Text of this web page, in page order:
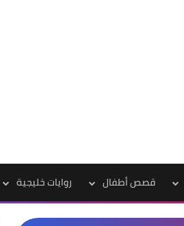
قصص أطفال روايات خليجية